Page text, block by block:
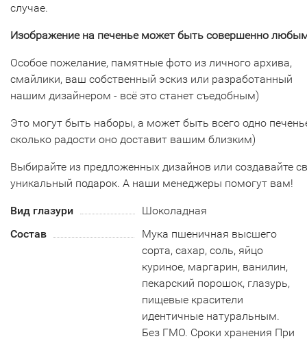
случае.
Изображение на печенье может быть совершенно
Особое пожелание, памятные фото из личного архива,
смайлики, ваш собственный эскиз или разработанный
нашим дизайнером - всё это станет съедобным)
Это могут быть наборы, а может быть всего одно
сколько радости оно доставит вашим близким)
Выбирайте из предложенных дизайнов или создавайте
уникальный подарок. А наши менеджеры помогут вам!
Вид глазури
Шоколадная
Состав
Мука пшеничная высшего
сорта, сахар, соль, яйцо
куриное, маргарин, ванилин,
пекарский порошок, глазурь,
пищевые красители
идентичные натуральным.
Без ГМО. Сроки хранения При